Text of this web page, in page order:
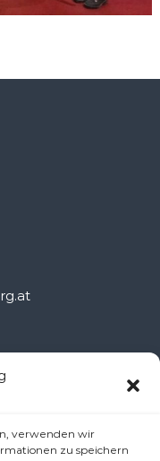
verwenden wir
zu speichern